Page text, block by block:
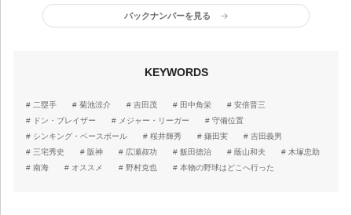
バックナンバーを見る
KEYWORDS
二塁手 菊池涼介 吉田茂 田中角栄
安倍晋三
ドン・ブレイザー
メジャー・リーガー
守備位置
シンキング・ベースボール
桜井輝秀 鎌田実
吉田義男
三宅秀史
阪神 広瀬叔功 飯田徳治 蔭山和夫
木塚忠助
南海
オススメ 野村克也 本物の野球はどこへ行った